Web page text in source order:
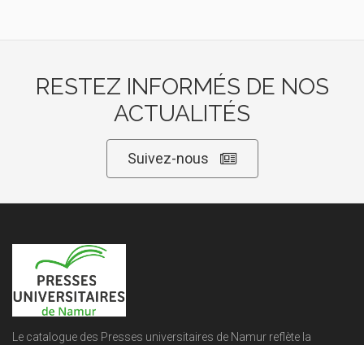
RESTEZ INFORMÉS DE NOS
ACTUALITÉS
Suivez-nous
Le catalogue des Presses universitaires de Namur reflète la